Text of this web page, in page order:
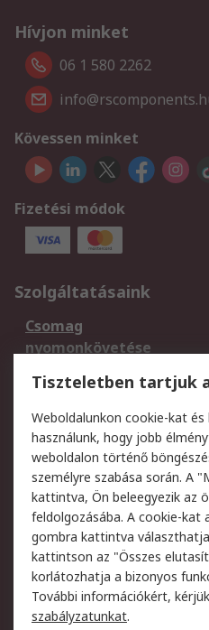
Hívjon minket
06 1 580 2262
Kövessen minket
Fizetési módok
Szolgáltatásaink
Csomag
nyomonkövetése
Regisztráció
Termékvisszaküldés
Szolgáltatások
Jogi
Adatvédelmi
szabályzat
Cookie szabályzat
Webhelyre vonatkozó
feltételek
Tiszteletben tartjuk
Weboldalunkon cookie-kat
használunk, hogy jobb
weboldalon történő
személyre szabása során. A
kattintva, Ön beleegyezik az
feldolgozásába. A cookie-kat
gombra kattintva
kattintson az "Összes
korlátozhatja a bizonyos
További információkért,
szabályzatunkat.